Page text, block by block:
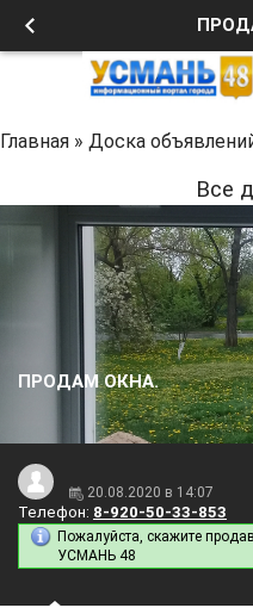
Главная » Доска
Все
ПРОДАМ ОКНА.
20.08.2020 в 14:07
Телефон: 8-920-50-33-853
Пожалуйста, скажите
УСМАНЬ 48